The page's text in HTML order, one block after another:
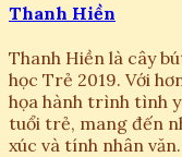
Thanh Hiền
Thanh Hiền là cây
học Trẻ 2019. Với
họa hành trình tình
tuổi trẻ, mang đến
xúc và tính nhân văn.